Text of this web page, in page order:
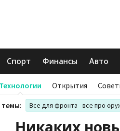
Спорт Финансы Авто
Технологии Открытия
темы: Все для фронта - все про
Никаких